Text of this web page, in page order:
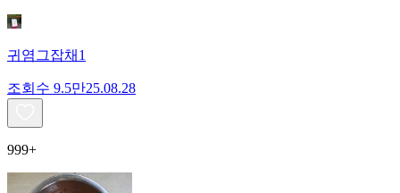
귀염그잡채1
조회수 9.5만25.08.28
999+